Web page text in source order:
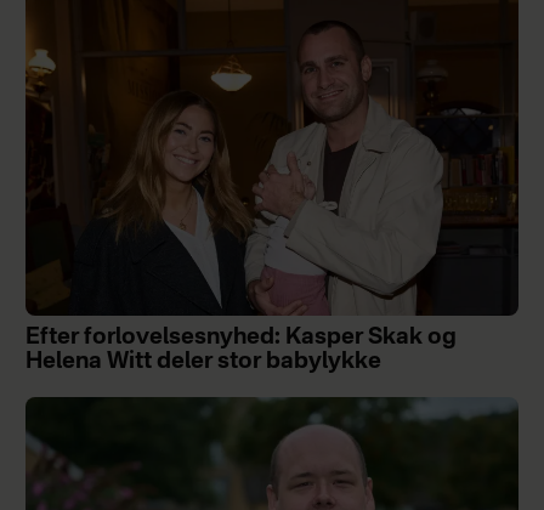
Efter forlovelsesnyhed: Kasper Skak og
Helena Witt deler stor babylykke